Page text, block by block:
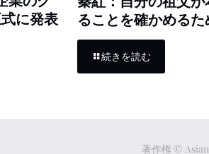
に発表
ることを確かめるた
続きを読む
著作権 ©